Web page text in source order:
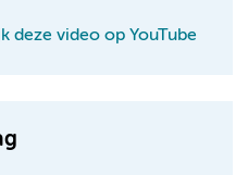
deze video op YouTube